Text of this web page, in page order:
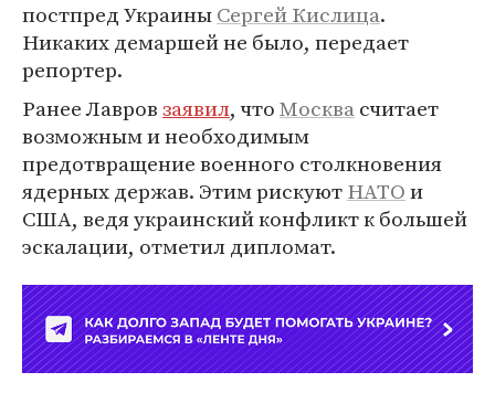
постпред УкраиныСергей Кислица.
Никаких демаршей не было, передает
репортер.
Ранее Лавровзаявил, чтоМосквасчитает
возможным и необходимым
предотвращение военного столкновения
ядерных держав. Этим рискуютНАТОи
США, ведя украинский конфликт к большей
эскалации, отметил дипломат.